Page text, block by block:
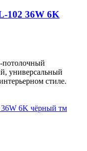
102 36W 6K
потолочный
универсальный
стиле.